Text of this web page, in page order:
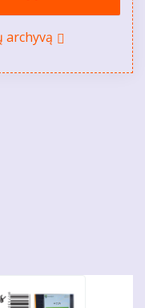
archyvą